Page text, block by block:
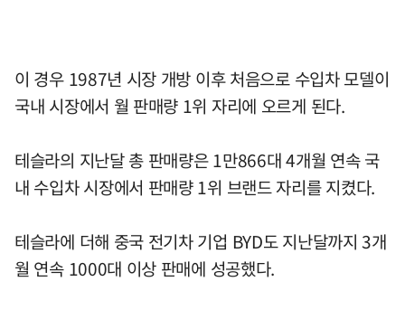
이 경우 1987년 시장 개방 이후 처음으로 수입차 모델이
국내 시장에서 월 판매량 1위 자리에 오르게 된다.
테슬라의 지난달 총 판매량은 1만866대 4개월 연속 국
내 수입차 시장에서 판매량 1위 브랜드 자리를 지켰다.
테슬라에 더해 중국 전기차 기업 BYD도 지난달까지 3개
월 연속 1000대 이상 판매에 성공했다.